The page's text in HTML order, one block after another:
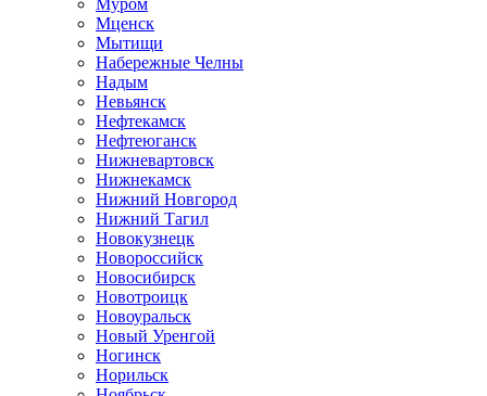
Муром
Мценск
Мытищи
Набережные Челны
Надым
Невьянск
Нефтекамск
Нефтеюганск
Нижневартовск
Нижнекамск
Нижний Новгород
Нижний Тагил
Новокузнецк
Новороссийск
Новосибирск
Новотроицк
Новоуральск
Новый Уренгой
Ногинск
Норильск